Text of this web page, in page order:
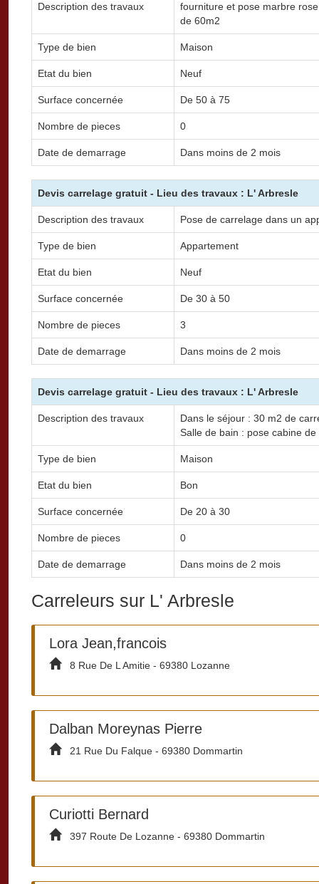
Description des travaux
fourniture et pose marbre
de 60m2
Type de bien Maison
Etat du bien Neuf
Surface concernée De 50 à 75
Nombre de pieces 0
Date de demarrage Dans moins de 2 mois
Devis carrelage gratuit - Lieu des travaux : L' Arbresle
Description des travaux Pose de carrelage dans un
Type de bien Appartement
Etat du bien Neuf
Surface concernée De 30 à 50
Nombre de pieces 3
Date de demarrage Dans moins de 2 mois
Devis carrelage gratuit - Lieu des travaux : L' Arbresle
Description des travaux
Dans le séjour : 30 m2 de
Salle de bain : pose cabine
Type de bien Maison
Etat du bien Bon
Surface concernée De 20 à 30
Nombre de pieces 0
Date de demarrage Dans moins de 2 mois
Carreleurs sur L' Arbresle
Lora Jean,francois
8 Rue De L Amitie - 69380 Lozanne
Dalban Moreynas Pierre
21 Rue Du Falque - 69380 Dommartin
Curiotti Bernard
397 Route De Lozanne - 69380 Dommartin